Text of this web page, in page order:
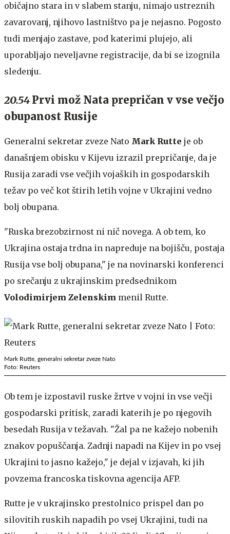
običajno stara in v slabem stanju, nimajo ustreznih
zavarovanj, njihovo lastništvo pa je nejasno. Pogosto
tudi menjajo zastave, pod katerimi plujejo, ali
uporabljajo neveljavne registracije, da bi se izognila
sledenju.
20.54 Prvi mož Nata prepričan v vse večjo
obupanost Rusije
Generalni sekretar zveze Nato Mark Rutte je ob
današnjem obisku v Kijevu izrazil prepričanje, da je
Rusija zaradi vse večjih vojaških in gospodarskih
težav po več kot štirih letih vojne v Ukrajini vedno
bolj obupana.
"Ruska brezobzirnost ni nič novega. A ob tem, ko
Ukrajina ostaja trdna in napreduje na bojišču, postaja
Rusija vse bolj obupana," je na novinarski konferenci
po srečanju z ukrajinskim predsednikom
Volodimirjem Zelenskim menil Rutte.
Mark Rutte, generalni sekretar zveze Nato
Foto: Reuters
Ob tem je izpostavil ruske žrtve v vojni in vse večji
gospodarski pritisk, zaradi katerih je po njegovih
besedah Rusija v težavah. "Žal pa ne kažejo nobenih
znakov popuščanja. Zadnji napadi na Kijev in po vsej
Ukrajini to jasno kažejo," je dejal v izjavah, ki jih
povzema francoska tiskovna agencija AFP.
Rutte je v ukrajinsko prestolnico prispel dan po
silovitih ruskih napadih po vsej Ukrajini, tudi na